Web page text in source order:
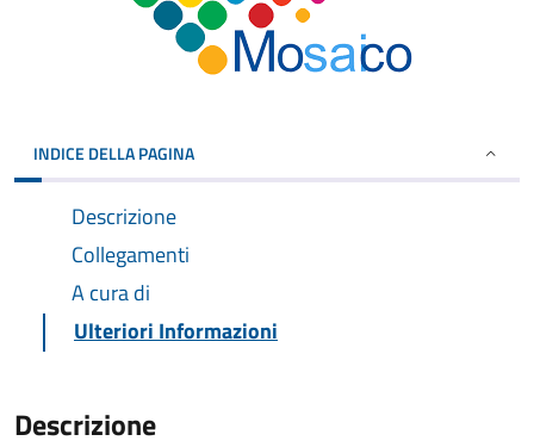
INDICE DELLA PAGINA
Descrizione
Collegamenti
A cura di
Ulteriori Informazioni
Descrizione